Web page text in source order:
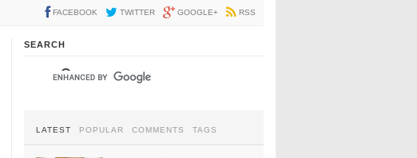
FACEBOOK TWITTER GOOGLE+ RSS
SEARCH
LATEST POPULAR COMMENTS TAGS